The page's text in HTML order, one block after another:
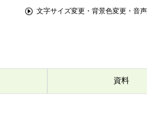
文字サイズ変更・背景色変更・音
資料